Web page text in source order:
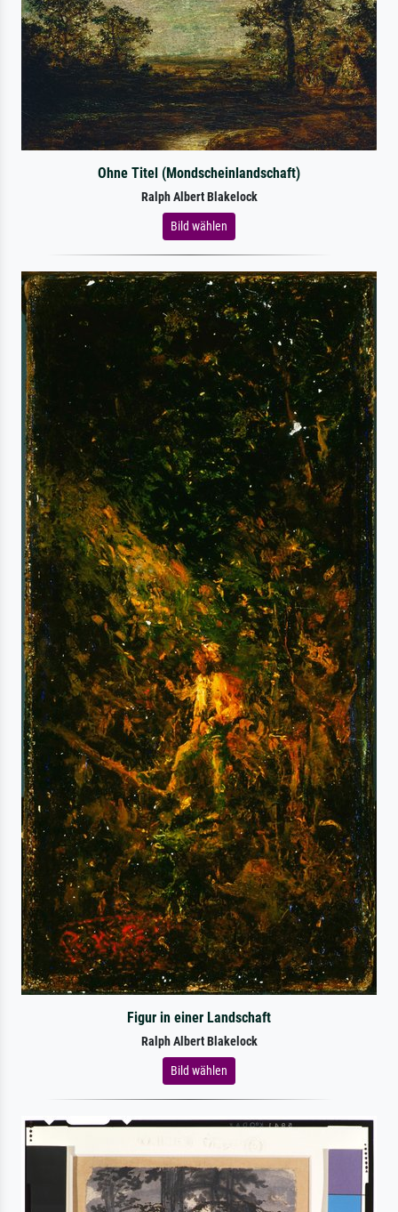
Ohne Titel (Mondscheinlandschaft)
Ralph Albert Blakelock
Bild wählen
Figur in einer Landschaft
Ralph Albert Blakelock
Bild wählen